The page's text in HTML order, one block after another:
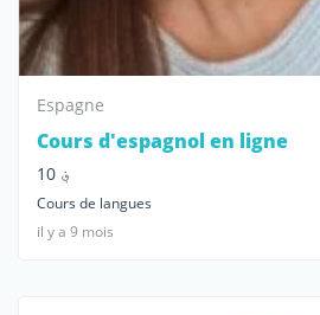
Espagne
Cours d'espagnol en ligne
؋ 10
Cours de langues
il y a 9 mois